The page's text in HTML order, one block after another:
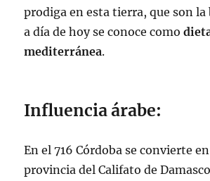
prodiga en esta tierra, que son la
a día de hoy se conoce como
mediterránea.
Influencia árabe:
En el 716 Córdoba se convierte
provincia del Califato de